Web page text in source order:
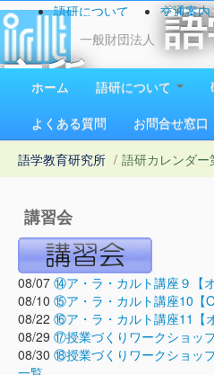
一般財団法人
究所
1923（大正12）年創
語研について 交通案内
お問い合わせ
ホーム 語研について
よくある質問
お問合せ窓口
語学教育研究所 / 語研カレンダー
講習会
08/07 ⑭ア・ラ・カルト講座９【
08/10 ⑮ア・ラ・カルト講座10【
08/22 ⑯ア・ラ・カルト講座11【
08/29 ⑰授業づくりワークショッ
08/30 ⑱授業づくりワークショッ